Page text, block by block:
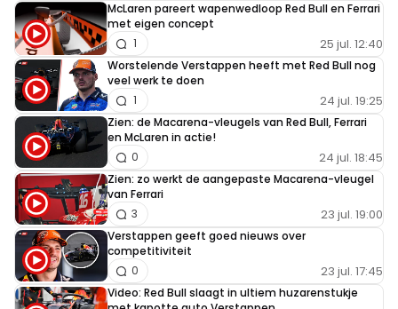
rondes kan met een auto
Eagle
7 mei 19:09
En dan die stuurcorrecties die je op de onboard
beelden ziet. Waanzinnig gewoon met die snelheden
en die weersomstandigheden.
edin-b#57610
8 mei 07:22
Dit is gewoon waanzinnig; iedere Max-hater die nog
steed zijn mond open trekt over Max, die zet zichzelf
gewoon voor ***.... ;)
McLaren pareert wapenwedloop Red Bull en Ferrari
met eigen concept
25 jul. 12:40
1
Worstelende Verstappen heeft met Red Bull nog
veel werk te doen
24 jul. 19:25
1
Zien: de Macarena-vleugels van Red Bull, Ferrari
en McLaren in actie!
24 jul. 18:45
0
Zien: zo werkt de aangepaste Macarena-vleugel
van Ferrari
23 jul. 19:00
3
Verstappen geeft goed nieuws over
competitiviteit
23 jul. 17:45
0
Video: Red Bull slaagt in ultiem huzarenstukje